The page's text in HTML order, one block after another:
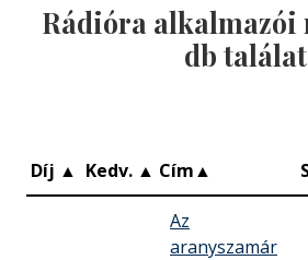
Rádióra alkalmazói
db találat
Díj ▲ Kedv. ▲ Cím▲
Az
aranyszamár